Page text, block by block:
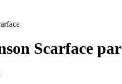
Scarface par